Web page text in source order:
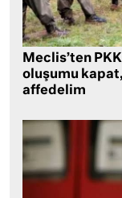
Meclis’ten
oluşumu kapat,
affedelim